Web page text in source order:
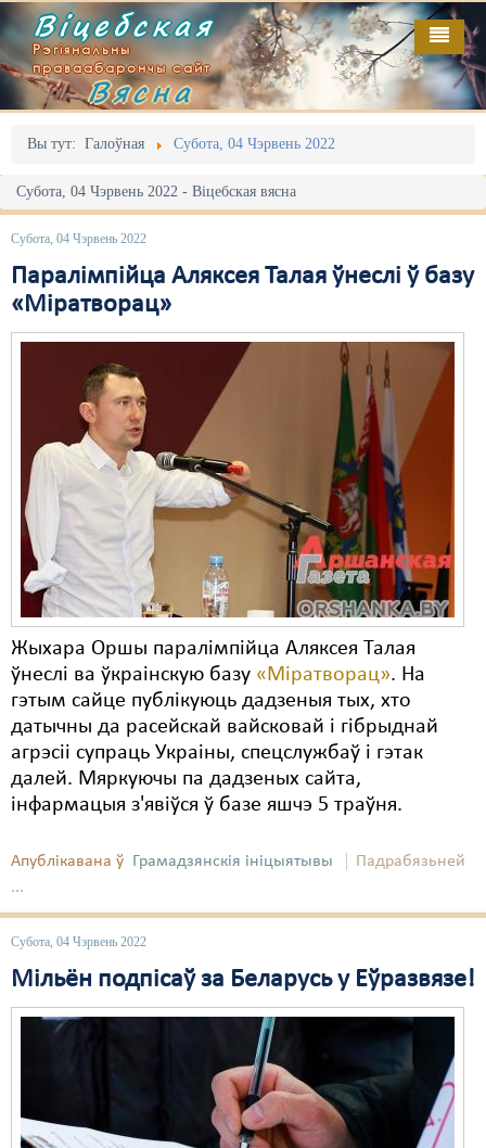
Віцебская
Рэгіянальны
праваабарончы сайт
Вясна
Вы тут: Галоўная Субота, 04 Чэрвень 2022
Субота, 04 Чэрвень 2022 - Віцебская вясна
Субота, 04 Чэрвень 2022
Паралімпійца Аляксея Талая ўнеслі ў базу
«Міратворац»
Жыхара Оршы паралімпійца Аляксея Талая
ўнеслі ва ўкраінскую базу «Міратворац». На
гэтым сайце публікуюць дадзеныя тых, хто
датычны да расейскай вайсковай і гібрыднай
агрэсіі супраць Украіны, спецслужбаў і гэтак
далей. Мяркуючы па дадзеных сайта,
інфармацыя з'явіўся ў базе яшчэ 5 траўня.
Апублікавана ў Грамадзянскія ініцыятывы
Падрабязьней
...
Субота, 04 Чэрвень 2022
Мільён подпісаў за Беларусь у Еўразвязе!
Галоўная
Адміністрацыйны перасьлед
Акцыі
Выбары
Грамадзянскія ініцыятывы
Дыскрымінацыя
Затрыманьні
Карная псыхіятрыя
КПЧ ААН
Культурныя правы
ЛПП
Мігранты
Мірныя сходы
Палітвязьні
Праваабаронцы
Распальваньне варожасьці
Рознае
Свабода слова
Сьмяротнае пакараньне
Выданьні
Відэа
Пра нас
RSS